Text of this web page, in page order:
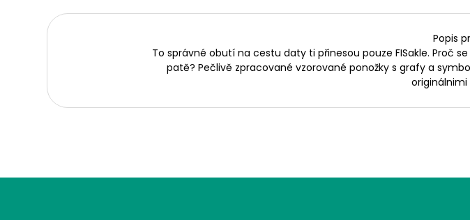
Popis
To správné obutí na cestu daty ti přinesou pouze FISakle. Proč
patě? Pečlivě zpracované vzorované ponožky s grafy a
originálnimi